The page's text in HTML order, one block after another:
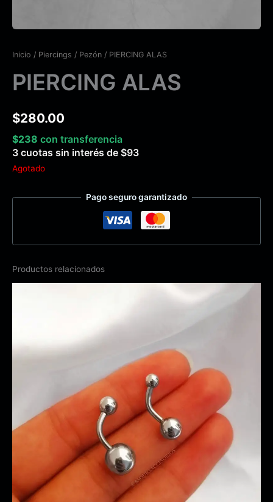
Inicio / Piercings / Pezón / PIERCING ALAS
PIERCING ALAS
$280.00
$238 con transferencia
3 cuotas sin interés de $93
Agotado
Pago seguro garantizado
Productos relacionados